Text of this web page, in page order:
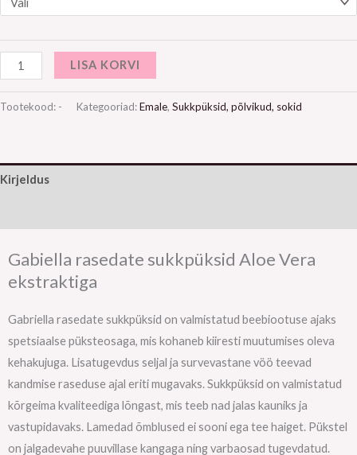
LISA KORVI
Tootekood: - Kategooriad:Emale, Sukkpüksid, põlvikud, sokid
Kirjeldus
Gabiella rasedate sukkpüksid Aloe Vera
ekstraktiga
Gabriella rasedate sukkpüksid on valmistatud beebiootuse ajaks
spetsiaalse püksteosaga, mis kohaneb kiiresti muutumises oleva
kehakujuga. Lisatugevdus seljal ja survevastane vöö teevad
kandmise raseduse ajal eriti mugavaks. Sukkpüksid on valmistatud
kõrgeima kvaliteediga lõngast, mis teeb nad jalas kauniks ja
vastupidavaks. Lamedad õmblused ei sooni ega tee haiget. Pükstel
on jalgadevahe puuvillase kangaga ning varbaosad tugevdatud.